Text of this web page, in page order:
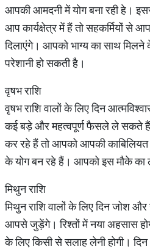
आपकी आमदनी में योग बना रही हे।
आप कार्यक्षेत्र में हैं तो सहकर्मियों
दिलाएंगे। आपको भाग्य का साथ मिलने
परेशानी हो सकती है।
वृषभ राशि
वृषभ राशि वालों के लिए दिन
कई बड़े और महत्वपूर्ण फैसले ले सकते
कर रहे हैं तो आपको आपकी
के योग बन रहे हैं। आपको इस मौके का
मिथुन राशि
मिथुन राशि वालों के लिए दिन जोश
आपसे जुड़ेंगे। रिश्तों में नया अहसास
के लिए किसी से सलाह लेनी होगी।